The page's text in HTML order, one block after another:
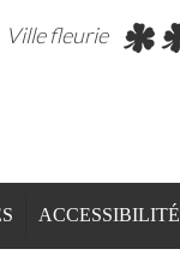
Ville fleurie
ACCESSIBILITÉ